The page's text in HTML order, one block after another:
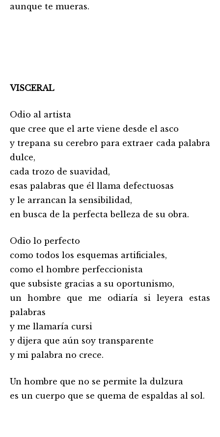
aunque te mueras.
VISCERAL
Odio al artista
que cree que el arte viene desde el asco
y trepana su cerebro para extraer cada palabra
dulce,
cada trozo de suavidad,
esas palabras que él llama defectuosas
y le arrancan la sensibilidad,
en busca de la perfecta belleza de su obra.
Odio lo perfecto
como todos los esquemas artificiales,
como el hombre perfeccionista
que subsiste gracias a su oportunismo,
un hombre que me odiaría si leyera estas
palabras
y me llamaría cursi
y dijera que aún soy transparente
y mi palabra no crece.
Un hombre que no se permite la dulzura
es un cuerpo que se quema de espaldas al sol.